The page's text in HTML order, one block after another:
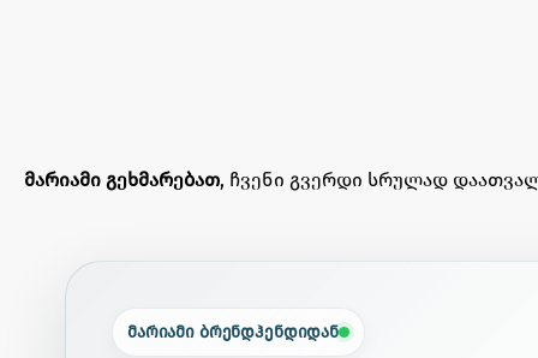
მარიამი გეხმარებათ, ჩვენი გვერდი სრულად
მარიამი ბრენდჰენდიდან